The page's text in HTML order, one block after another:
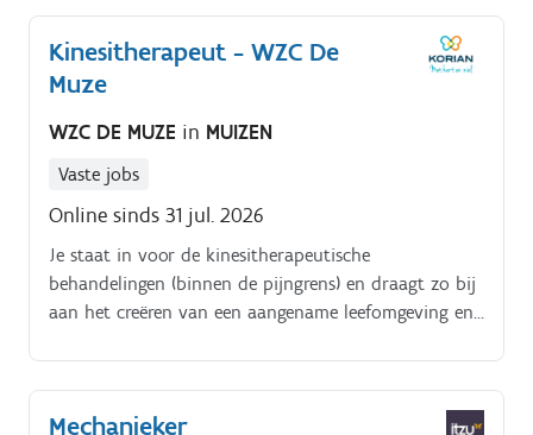
onderdelen van de bovenleiding door middel van
voorbereid werk te doen op de depot Verzamelen en
samenstellen van de verschillende onderdelen
bovenleiding Indien gevraagd, ga je ook naar werven
om de gevraagde stukken op te pikken Tijdens
collega’s op de werf bij te staan. Deze werven zijn
verspreid over heel België waarbij onze monteurs
zeer vaak ’s nachts en in het weekend aan de slag
zijn
Kinesitherapeut - WZC De
Muze
WZC DE MUZE in MUIZEN
Vaste jobs
Online sinds 31 jul. 2026
Je staat in voor de kinesitherapeutische
behandelingen (binnen de pijngrens) en draagt zo bij
aan het creëren van een aangename leefomgeving en
aan het wekelijkse multidisciplinaire overleg,
adviseert de zorgequipe, werkt mee aan het
valpreventiebeleid en stimuleert samen met de
Mechanieker